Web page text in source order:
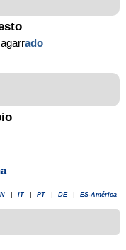
ado
IT PT DE ES-América